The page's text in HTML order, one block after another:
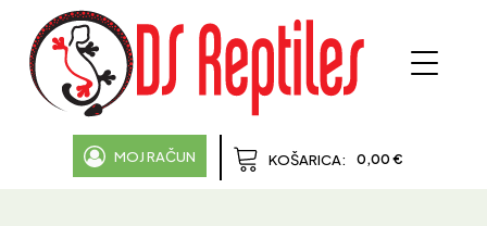
MOJ RAČUN KOŠARICA: 0,00 €